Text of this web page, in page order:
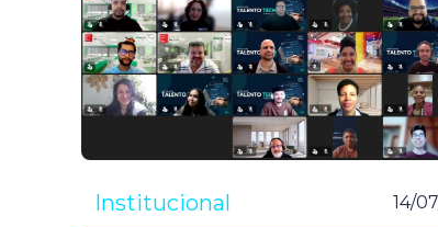
Institucional 14/